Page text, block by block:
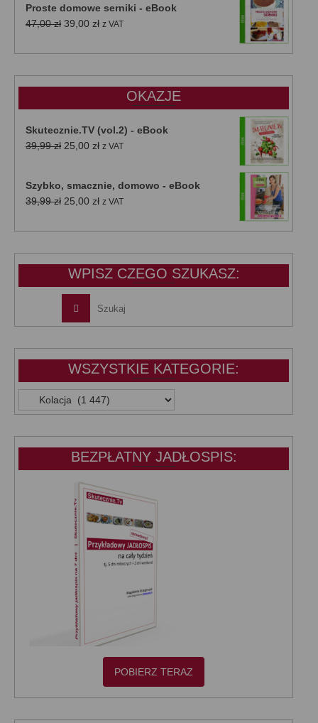
Proste domowe serniki - eBook
47,00zł Pierwotna
wynosiła:
39,00 złAktualna
wynosi:
z VAT
OKAZJE
Skutecznie.TV (vol.2) - eBook
39,99zł Pierwotna
39,99 zł.
25,00 złAktualna
25,00 zł.
z VAT
Szybko, smacznie, domowo - eBook
39,99zł Pierwotna
wynosiła:
25,00 złAktualna
wynosi:
z VAT
WPISZ CZEGO SZUKASZ:
WSZYSTKIE KATEGORIE:
WSZYSTKIE
KATEGORIE:
BEZPŁATNY JADŁOSPIS:
POBIERZ TERAZ